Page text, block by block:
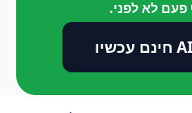
לא לפני.